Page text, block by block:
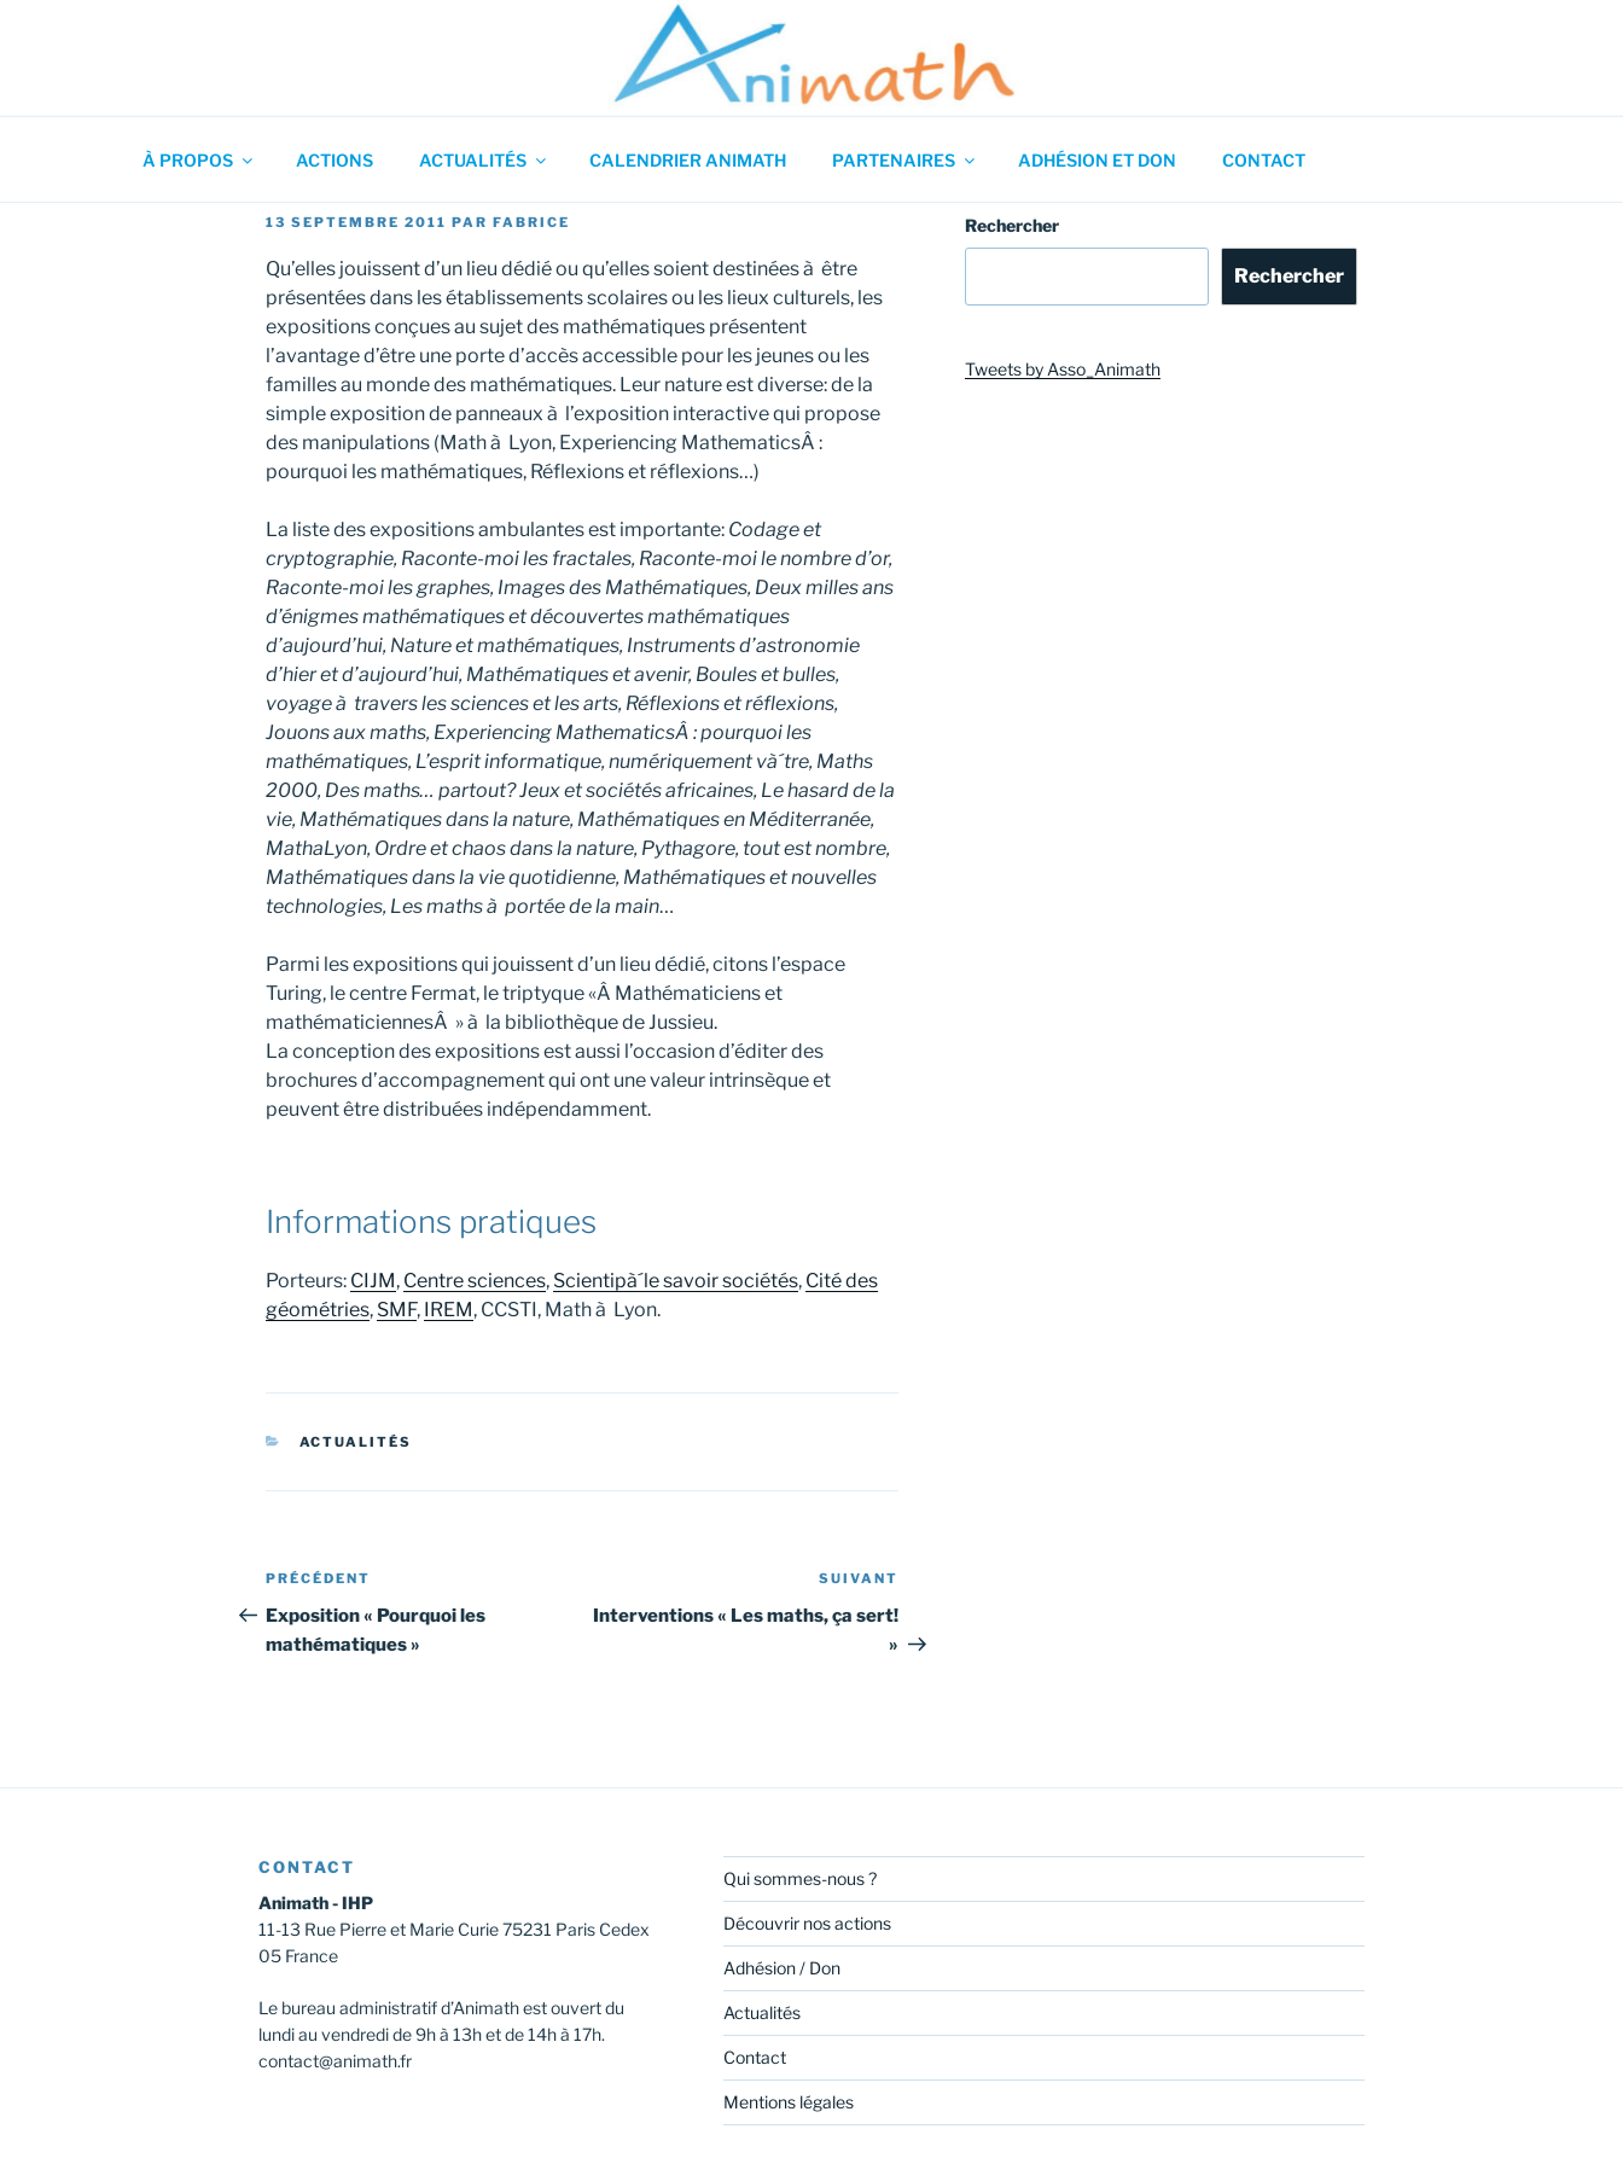
Association pour l'Animation en Mathématiques
À PROPOS ACTIONS ACTUALITÉS CALENDRIER ANIMATH PARTENAIRES ADHÉSION ET DON CONTACT
PUBLIÉ
13 SEPTEMBRE 2011 PAR FABRICE
Qu’elles jouissent d’un lieu dédié ou qu’elles soient destinées à être
présentées dans les établissements scolaires ou les lieux culturels, les
expositions conçues au sujet des mathématiques présentent
l’avantage d’être une porte d’accès accessible pour les jeunes ou les
familles au monde des mathématiques. Leur nature est diverse: de la
simple exposition de panneaux à l’exposition interactive qui propose
des manipulations (Math à Lyon, Experiencing MathematicsÂ :
pourquoi les mathématiques, Réflexions et réflexions…)
La liste des expositions ambulantes est importante: Codage et
cryptographie, Raconte-moi les fractales, Raconte-moi le nombre d’or,
Raconte-moi les graphes, Images des Mathématiques, Deux milles ans
d’énigmes mathématiques et découvertes mathématiques
d’aujourd’hui, Nature et mathématiques, Instruments d’astronomie
d’hier et d’aujourd’hui, Mathématiques et avenir, Boules et bulles,
voyage à travers les sciences et les arts, Réflexions et réflexions,
Jouons aux maths, Experiencing MathematicsÂ : pourquoi les
mathématiques, L’esprit informatique, numériquement và´tre, Maths
2000, Des maths… partout? Jeux et sociétés africaines, Le hasard de la
vie, Mathématiques dans la nature, Mathématiques en Méditerranée,
MathaLyon, Ordre et chaos dans la nature, Pythagore, tout est nombre,
Mathématiques dans la vie quotidienne, Mathématiques et nouvelles
technologies, Les maths à portée de la main…
Parmi les expositions qui jouissent d’un lieu dédié, citons l’espace
Turing, le centre Fermat, le triptyque «Â Mathématiciens et
mathématiciennesÂ » à la bibliothèque de Jussieu.
La conception des expositions est aussi l’occasion d’éditer des
brochures d’accompagnement qui ont une valeur intrinsèque et
peuvent être distribuées indépendamment.
Informations pratiques
Porteurs: CIJM, Centre sciences, Scientipà´le savoir sociétés, Cité des
géométries, SMF, IREM, CCSTI, Math à Lyon.
CATÉGORIES
ACTUALITÉS
Navigation
de
l’article
Article
précédent
PRÉCÉDENT
Exposition « Pourquoi les
mathématiques »
suivant
SUIVANT
Interventions « Les maths, ça sert!
»
Rechercher
Rechercher
Tweets by Asso_Animath
CONTACT
Animath - IHP
11-13 Rue Pierre et Marie Curie 75231 Paris Cedex
05 France
Le bureau administratif d’Animath est ouvert du
lundi au vendredi de 9h à 13h et de 14h à 17h.
contact@animath.fr
Qui sommes-nous ?
Découvrir nos actions
Adhésion / Don
Actualités
Contact
Mentions légales